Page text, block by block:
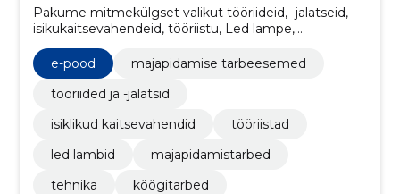
Pakume mitmekülgset valikut tööriideid, -jalatseid,
isikukaitsevahendeid, tööriistu, Led lampe,
majapidamistarbeid, tehnikat, köögitarbeid, jalgrattaid
ja -tarvikuid, mis muudavad töö ja igapäevaelu
lihtsamaks ja mugavamaks
e-pood
majapidamise tarbeesemed
tööriided ja -jalatsid
isiklikud kaitsevahendid
tööriistad
led lambid
majapidamistarbed
tehnika
köögitarbed